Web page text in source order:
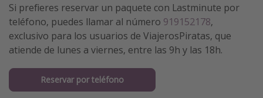
Si prefieres reservar un paquete con Lastminute por
teléfono, puedes llamar al número 919152178,
exclusivo para los usuarios de ViajerosPiratas, que
atiende de lunes a viernes, entre las 9h y las 18h.
Reservar por teléfono